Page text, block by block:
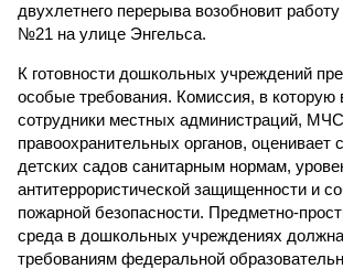
двухлетнего перерыва возобновит
№21 на улице Энгельса.
К готовности дошкольных учреждений
особые требования. Комиссия, в которую
сотрудники местных администраций,
правоохранительных органов, оценивает
детских садов санитарным нормам,
антитеррористической защищенности и
пожарной безопасности. Предметно-
среда в дошкольных учреждениях должна
требованиям федеральной